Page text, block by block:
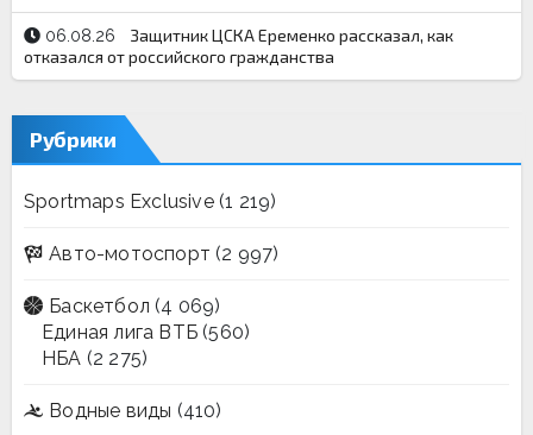
06.08.26
Защитник ЦСКА Еременко рассказал, как
отказался от российского гражданства
Рубрики
Sportmaps Exclusive(1 219)
Авто-мотоспорт (2 997)
Баскетбол (4 069)
Единая лига ВТБ (560)
НБА (2 275)
Водные виды (410)